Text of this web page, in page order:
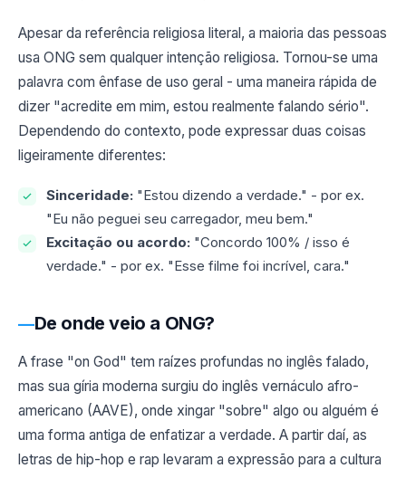
Apesar da referência religiosa literal, a maioria das pessoas
usa ONG sem qualquer intenção religiosa. Tornou-se uma
palavra com ênfase de uso geral - uma maneira rápida de
dizer "acredite em mim, estou realmente falando sério".
Dependendo do contexto, pode expressar duas coisas
ligeiramente diferentes:
Sinceridade: "Estou dizendo a verdade." - por ex.
"Eu não peguei seu carregador, meu bem."
Excitação ou acordo: "Concordo 100% / isso é
verdade." - por ex. "Esse filme foi incrível, cara."
De onde veio a ONG?
A frase "on God" tem raízes profundas no inglês falado,
mas sua gíria moderna surgiu do inglês vernáculo afro-
americano (AAVE), onde xingar "sobre" algo ou alguém é
uma forma antiga de enfatizar a verdade. A partir daí, as
letras de hip-hop e rap levaram a expressão para a cultura